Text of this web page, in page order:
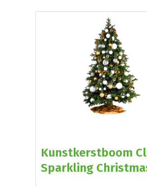
Kunstkerstboom
Sparkling